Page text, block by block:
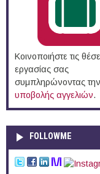
Κοινοποιήστε τις
εργασίας σας
συμπληρώνοντας
υποβολής αγγελιών.
FOLLOWME